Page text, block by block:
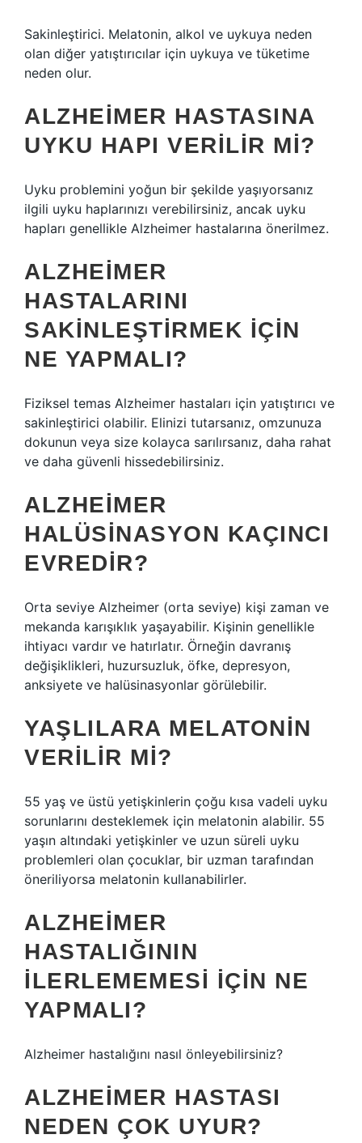
Sakinleştirici. Melatonin, alkol ve uykuya neden
olan diğer yatıştırıcılar için uykuya ve tüketime
neden olur.
ALZHEIMER HASTASINA
UYKU HAPI VERILIR MI?
Uyku problemini yoğun bir şekilde yaşıyorsanız
ilgili uyku haplarınızı verebilirsiniz, ancak uyku
hapları genellikle Alzheimer hastalarına önerilmez.
ALZHEIMER
HASTALARINI
SAKINLEŞTIRMEK IÇIN
NE YAPMALI?
Fiziksel temas Alzheimer hastaları için yatıştırıcı ve
sakinleştirici olabilir. Elinizi tutarsanız, omzunuza
dokunun veya size kolayca sarılırsanız, daha rahat
ve daha güvenli hissedebilirsiniz.
ALZHEIMER
HALÜSINASYON KAÇINCI
EVREDIR?
Orta seviye Alzheimer (orta seviye) kişi zaman ve
mekanda karışıklık yaşayabilir. Kişinin genellikle
ihtiyacı vardır ve hatırlatır. Örneğin davranış
değişiklikleri, huzursuzluk, öfke, depresyon,
anksiyete ve halüsinasyonlar görülebilir.
YAŞLILARA MELATONIN
VERILIR MI?
55 yaş ve üstü yetişkinlerin çoğu kısa vadeli uyku
sorunlarını desteklemek için melatonin alabilir. 55
yaşın altındaki yetişkinler ve uzun süreli uyku
problemleri olan çocuklar, bir uzman tarafından
öneriliyorsa melatonin kullanabilirler.
ALZHEIMER
HASTALIĞININ
ILERLEMEMESI IÇIN NE
YAPMALI?
Alzheimer hastalığını nasıl önleyebilirsiniz?
ALZHEIMER HASTASI
NEDEN ÇOK UYUR?